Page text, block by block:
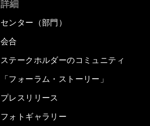
詳細
センター（部門）
会合
ステークホルダーのコミュニティ
「フォーラム・ストーリー」
プレスリリース
フォトギャラリー